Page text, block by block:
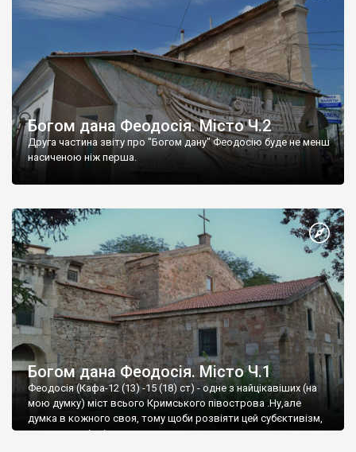
Богом дана Феодосія. Місто Ч.2
Друга частина звіту про "Богом дану" Феодосію буде не менш
насиченою ніж перша.
Богом дана Феодосія. Місто Ч.1
Феодосія (Кафа-12 (13) -15 (18) ст) - одне з найцікавіших (на
мою думку) міст всього Кримського півострова .Ну,але
думка в кожного своя, тому щоби розвіяти цей субєктивізм,
запрошую відвідати це